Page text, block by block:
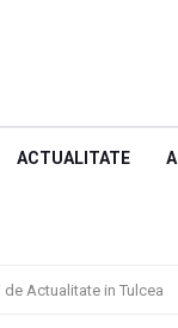
ACTUALITATE
de Actualitate in Tulcea